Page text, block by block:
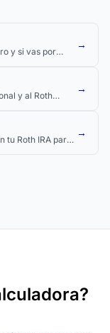
y si vas por
→
y al Roth
→
tu Roth IRA para
→